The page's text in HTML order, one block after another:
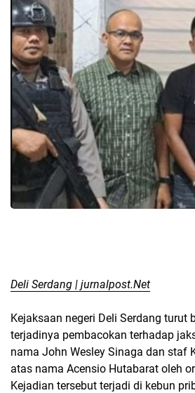
Deli Serdang | jurnalpost.Net
Kejaksaan negeri Deli Serdang turut
terjadinya pembacokan terhadap
nama John Wesley Sinaga dan staf
atas nama Acensio Hutabarat oleh
Kejadian tersebut terjadi di kebun